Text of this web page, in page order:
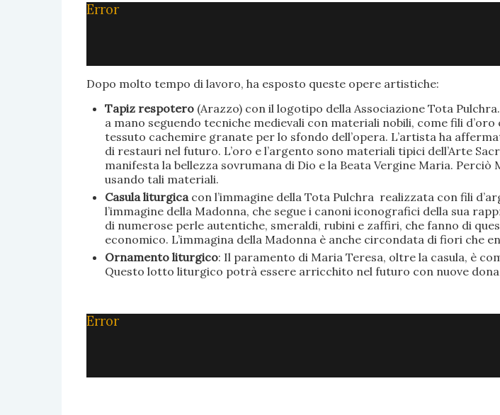
Error
Dopo molto tempo di lavoro, ha esposto queste opere artistiche:
Tapiz respotero(Arazzo) con il logotipo della Associazione Tota
a mano seguendo tecniche medievali con materiali nobili, come fili
tessuto cachemire granate per lo sfondo dell’opera. L’artista ha
di restauri nel futuro. L’oro e l’argento sono materiali tipici dell’Arte
manifesta la bellezza sovrumana di Dio e la Beata Vergine Maria.
usando tali materiali.
Casula liturgica con l’immagine della Tota Pulchra realizzata con fili
l’immagine della Madonna, che segue i canoni iconografici della sua
di numerose perle autentiche, smeraldi, rubini e zaffiri, che fanno di
economico. L’immagina della Madonna è anche circondata di fiori che
Ornamento liturgico: Il paramento di Maria Teresa, oltre la casula, è
Questo lotto liturgico potrà essere arricchito nel futuro con nuove
Error